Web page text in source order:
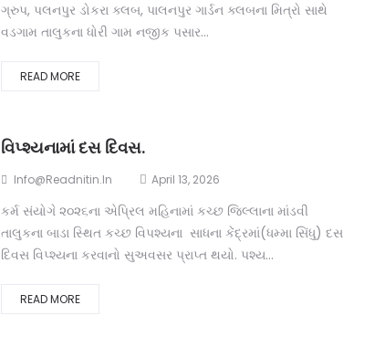
ગ્રુપ, પલનપુર ડોકરા ક્લબ, પાલનપુર ગાર્ડન ક્લબના મિત્રો સાથે
વડગામ તાલુકના ધોરી ગામ નજીક પસાર...
READ MORE
વિપ્શ્યનામાં દસ દિવસ.
Info@readnitin.in April 13, 2026
કર્મ સંયોગે ૨૦૨૬ના એપ્રિલ મહિનામાં કચ્છ જિલ્લાના માંડવી
તાલુકના બાડા સ્થિત કચ્છ વિપશ્યના સાધના કેંદ્રમાં(ધમ્મા સિંધુ) દસ
દિવસ વિપ્શ્યના કરવાનો સુઅવસર પ્રાપ્ત થયો. પશ્ય...
READ MORE